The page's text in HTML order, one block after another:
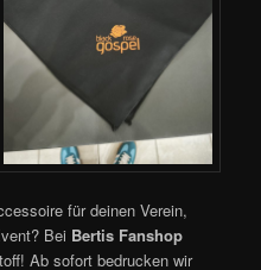
für deinen Verein,
Bei Bertis Fanshop
Ab sofort bedrucken wir